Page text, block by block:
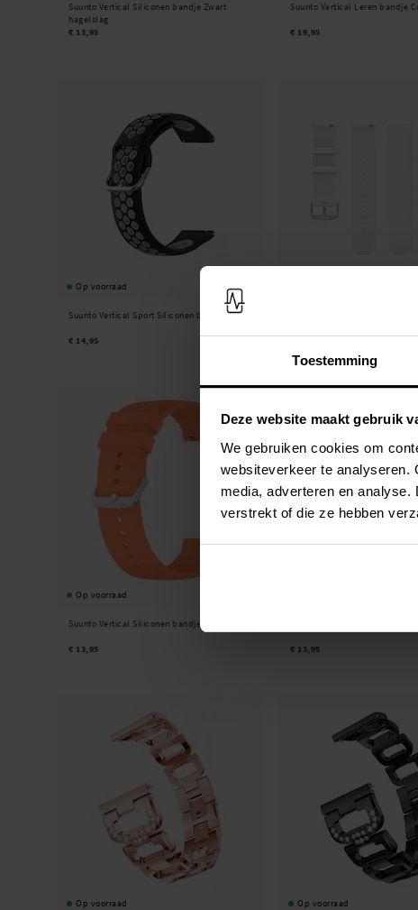
Toestemming
Deze website maakt gebruik
We gebruiken cookies om
websiteverkeer te analyseren.
media, adverteren en
verstrekt of die ze hebben
Suunto Vertical Siliconen bandje Zwart
hagelslag
€ 13,95
Suunto Vertical Leren bandje
€ 19,95
Op voorraad
Suunto Vertical Sport Siliconen bandje Grijs
€ 14,95 € 13,95
Op voorraad
Suunto Vertical Siliconen bandje Oranje
€ 13,95 € 13,95
Op voorraad Op voorraad